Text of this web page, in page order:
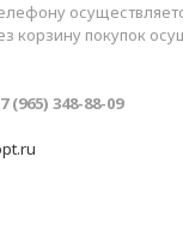
корзину покупок
(965) 348-88-09